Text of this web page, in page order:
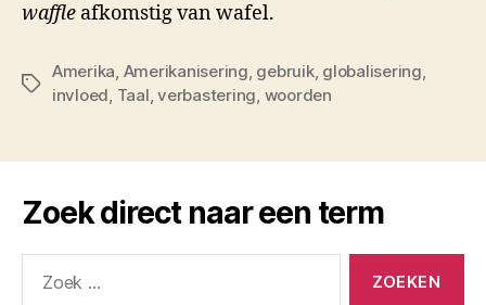
waffle afkomstig van wafel.
Tags
Amerika, Amerikanisering, gebruik, globalisering,
invloed, Taal,verbastering, woorden
Zoek direct naar een term
naar: